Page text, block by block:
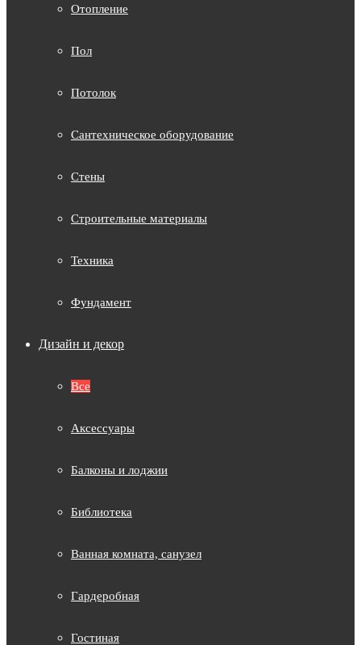
Отопление
Пол
Потолок
Сантехническое оборудование
Стены
Строительные материалы
Техника
Фундамент
Дизайн и декор
Все
Аксессуары
Балконы и лоджии
Библиотека
Ванная комната, санузел
Гардеробная
Гостиная